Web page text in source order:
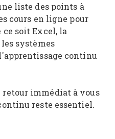
liste des points à
cours en ligne pour
ce soit Excel, la
systèmes
continu
retour immédiat à vous
reste essentiel.